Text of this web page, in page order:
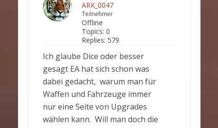
ARK_0047
Teilnehmer
Offline
Topics: 0
Replies: 579
Ich glaube Dice oder besser
gesagt EA hat sich schon was
dabei gedacht, warum man für
Waffen und Fahrzeuge immer
nur eine Seite von Upgrades
wählen kann. Will man doch die